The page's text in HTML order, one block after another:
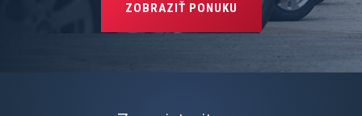
ZOBRAZIŤ PONUKU